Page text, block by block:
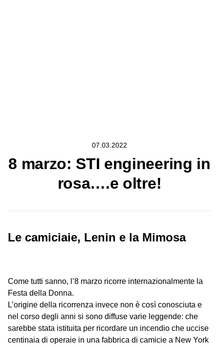
07.03.2022
8 marzo: STI engineering in
rosa….e oltre!
Le camiciaie, Lenin e la Mimosa
Come tutti sanno, l’8 marzo ricorre internazionalmente la
Festa della Donna.
L’origine della ricorrenza invece non è così conosciuta e
nel corso degli anni si sono diffuse varie leggende: che
sarebbe stata istituita per ricordare un incendio che uccise
centinaia di operaie in una fabbrica di camicie a New York